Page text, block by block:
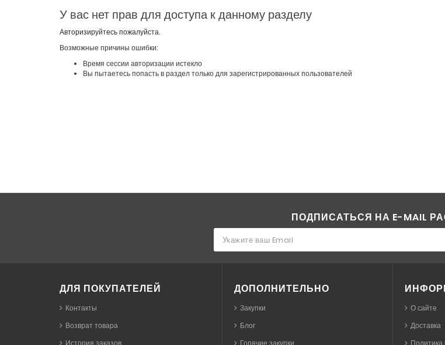
У вас нет прав для доступа к данному разделу
Авторизируйтесь пожалуйста.
Возможные причины ошибки:
Время сессии авторизации истекло
Вы пытаетесь попасть в раздел только для зарегистрированных пользователей
ПОДПИСАТЬСЯ НА E-MAIL
ДЛЯ ПОКУПАТЕЛЕЙ
Контакты
Возврат товара
История заказов
ДОПОЛНИТЕЛЬНО
Закупки
Блог
Горячие закупки
О сайте
Доставка